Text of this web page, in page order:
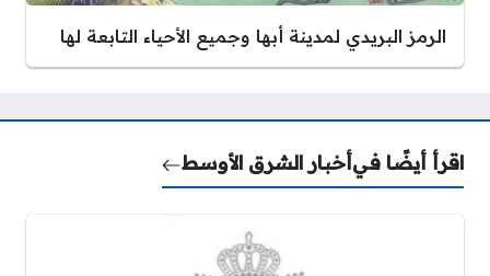
الرمز البريدي لمدينة أبها وجميع الأحياء التابعة لها
اقرأ أيضًا فيأخبار الشرق الأوسط